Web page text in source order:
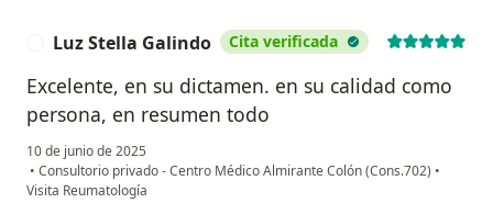
Luz Stella Galindo Cita verificada
Excelente, en su dictamen. en su calidad como
persona, en resumen todo
10 de junio de 2025
• Consultorio privado - Centro Médico Almirante Colón (Cons.702) •
Visita Reumatología